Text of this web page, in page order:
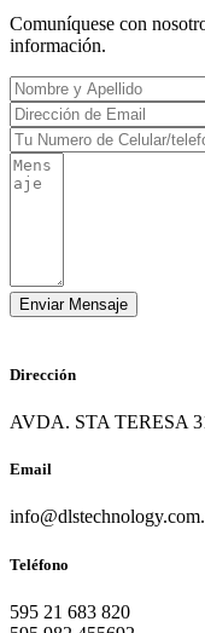
Comuníquese con
información.
Dirección
AVDA. STA TERESA
Email
Teléfono
595 21 683 820